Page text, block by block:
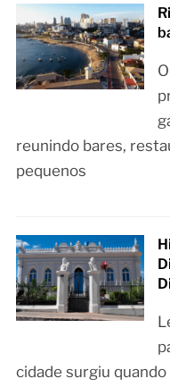
reunindo bares,
pequenos
cidade surgiu